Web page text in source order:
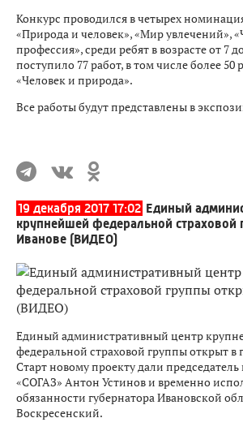
Конкурс проводился в четырех
«Природа и человек», «Мир увлечений»,
профессия», среди ребят в возрасте от 7
поступило 77 работ, в том числе более
«Человек и природа».
Все работы будут представлены в
19 декабря 2017 17:02 Единый
крупнейшей федеральной страховой
Иванове (ВИДЕО)
Единый административный центр
федеральной страховой группы открыт в
Старт новому проекту дали
«СОГАЗ» Антон Устинов и временно
обязанности губернатора Ивановской
Воскресенский.